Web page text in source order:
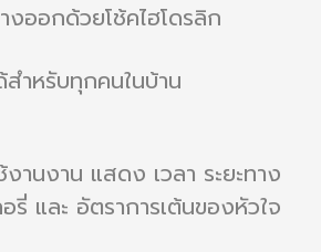
ออกด้วยโช้คไฮโดรลิก
สำหรับทุกคนในบ้าน
านงาน แสดง เวลา ระยะทาง
รี่ และ อัตราการเต้นของหัวใจ